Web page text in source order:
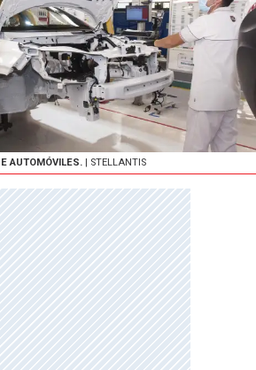
AUTOMÓVILES. | STELLANTIS